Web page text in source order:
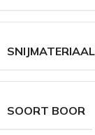
SNIJMATERIAAL
SOORT BOOR